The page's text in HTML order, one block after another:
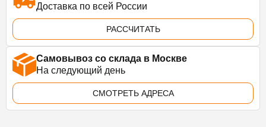
Доставка по всей России
РАССЧИТАТЬ
Самовывоз со склада в Москве
На следующий день
СМОТРЕТЬ АДРЕСА